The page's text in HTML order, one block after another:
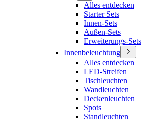
Alles entdecken
Starter Sets
Innen-Sets
Außen-Sets
Erweiterungs-Sets
Innenbeleuchtung
Alles entdecken
LED-Streifen
Tischleuchten
Wandleuchten
Deckenleuchten
Spots
Standleuchten